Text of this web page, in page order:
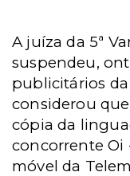
A juíza da 5ª
suspendeu,
publicitários
considerou
cópia da
concorrente Oi
móvel da